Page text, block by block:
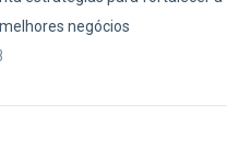
negócios